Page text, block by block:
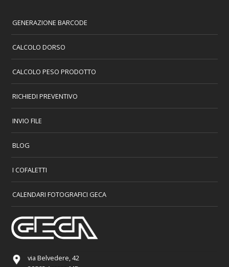
GENERAZIONE BARCODE
CALCOLO DORSO
CALCOLO PESO PRODOTTO
RICHIEDI PREVENTIVO
INVIO FILE
BLOG
I COFALETTI
CALENDARI FOTOGRAFICI GECA
via Belvedere, 42